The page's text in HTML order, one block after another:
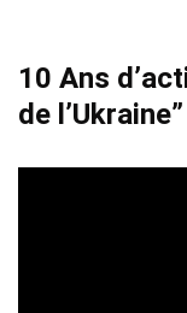
10 Ans
de l’Ukraine”